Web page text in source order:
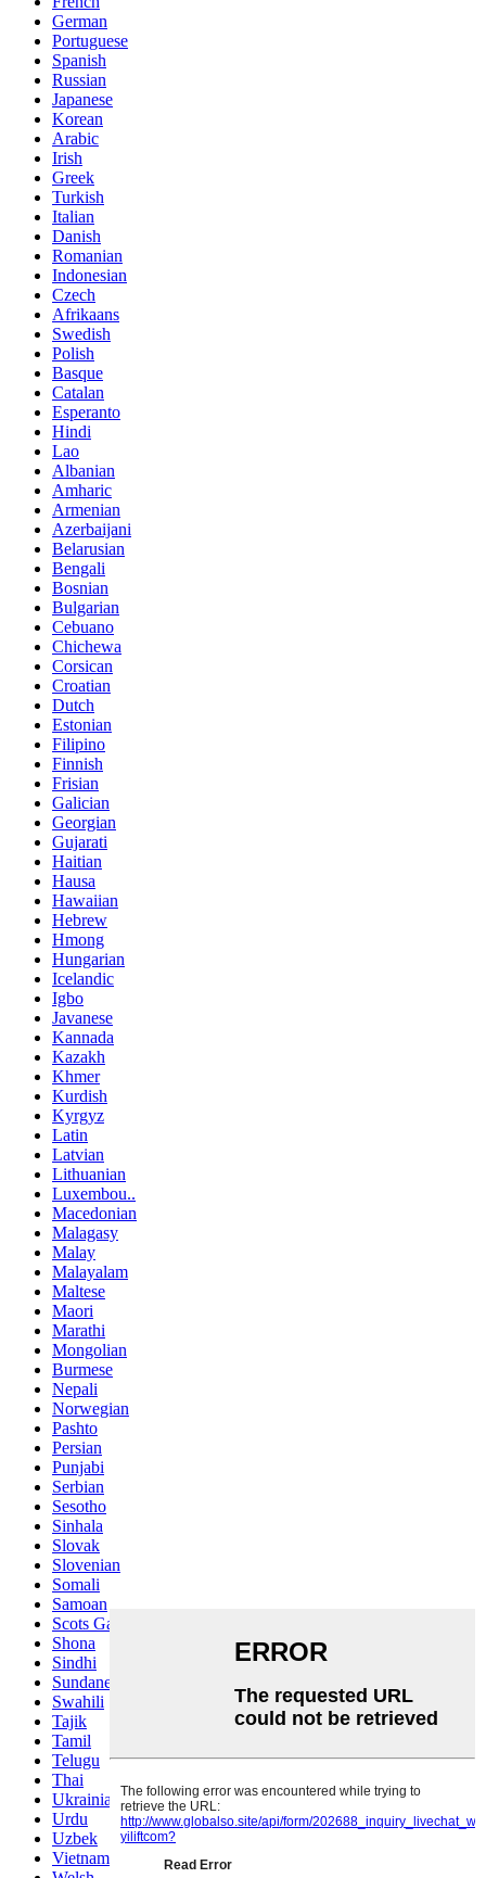
German
Portuguese
Spanish
Russian
Japanese
Korean
Arabic
Irish
Greek
Turkish
Italian
Danish
Romanian
Indonesian
Czech
Afrikaans
Swedish
Polish
Basque
Catalan
Esperanto
Hindi
Lao
Albanian
Amharic
Armenian
Azerbaijani
Belarusian
Bengali
Bosnian
Bulgarian
Cebuano
Chichewa
Corsican
Croatian
Dutch
Estonian
Filipino
Finnish
Frisian
Galician
Georgian
Gujarati
Haitian
Hausa
Hawaiian
Hebrew
Hmong
Hungarian
Icelandic
Igbo
Javanese
Kannada
Kazakh
Khmer
Kurdish
Kyrgyz
Latin
Latvian
Lithuanian
Luxembou..
Macedonian
Malagasy
Malay
Malayalam
Maltese
Maori
Marathi
Mongolian
Burmese
Nepali
Norwegian
Pashto
Persian
Punjabi
Serbian
Sesotho
Sinhala
Slovak
Slovenian
Somali
Samoan
Scots Gaelic
Shona
Sindhi
Sundanese
Swahili
Tajik
Tamil
Telugu
Thai
Ukrainian
Urdu
Uzbek
Vietnamese